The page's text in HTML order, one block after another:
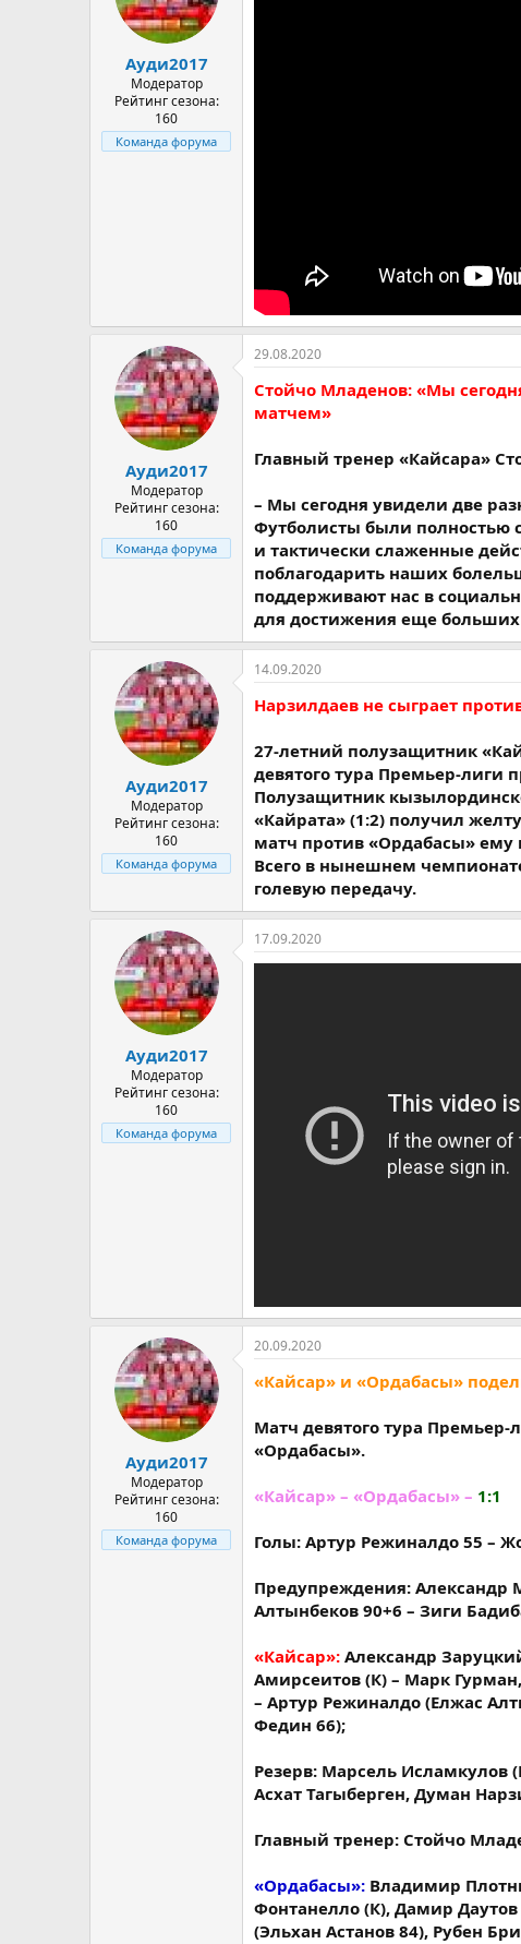
Ауди2017
Модератор
Рейтинг сезона:
160
Команда форума
Ауди2017
Модератор
Рейтинг сезона:
160
Команда форума
29.08.2020
Стойчо Младенов: «Мы
матчем»
Главный тренер «Кайсара»
– Мы сегодня увидели две
Футболисты были полностью
и тактически слаженные
поблагодарить наших
поддерживают нас в
для достижения еще больших
Ауди2017
Модератор
Рейтинг сезона:
160
Команда форума
14.09.2020
Нарзилдаев не сыграет
27-летний полузащитник
девятого тура Премьер-лиги
Полузащитник
«Кайрата» (1:2) получил
матч против «Ордабасы» ему
Всего в нынешнем
голевую передачу.
Ауди2017
Модератор
Рейтинг сезона:
160
Команда форума
17.09.2020
Ауди2017
Модератор
Рейтинг сезона:
160
Команда форума
20.09.2020
«Кайсар» и «Ордабасы»
Матч девятого тура
«Ордабасы».
«Кайсар» – «Ордабасы» – 1:1
Голы: Артур Режиналдо 55 –
Предупреждения: Александр
Алтынбеков 90+6 – Зиги
«Кайсар»: Александр
Амирсеитов (К) – Марк
– ​Артур Режиналдо (Елжас
Федин 66);
Резерв: Марсель
Асхат Тагыберген, Думан
Главный тренер: Стойчо
«Ордабасы»: Владимир
Фонтанелло (К), Дамир
(Эльхан Астанов 84), Рубен